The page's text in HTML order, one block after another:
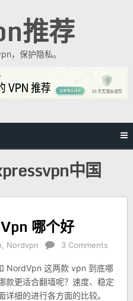
推荐
，保护隐私。
中国
哪个好
Nordvpn 3 Comments
NordVpn 这两款 vpn 到底哪
款更适合翻墙呢？速度、稳定
详细的进行各方面的比较。